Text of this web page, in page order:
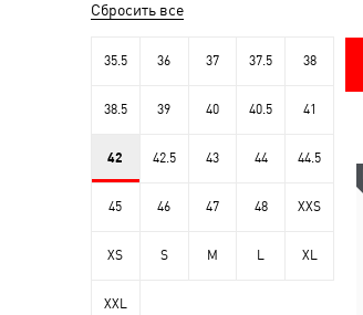
Сбросить все
35.5 36 37 37.5 38
38.5 39 40 40.5 41
42 42.5 43 44 44.5
45 46 47 48 XXS
XS S M L XL
XXL